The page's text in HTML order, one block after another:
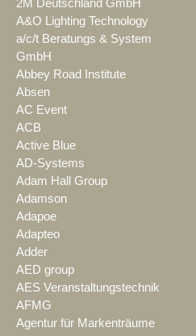
2M Deutschland GmbH
A&O Lighting Technology
a/c/t Beratungs & System
GmbH
Abbey Road Institute
Absen
AC Event
ACB
Active Blue
AD-Systems
Adam Hall Group
Adamson
Adapoe
Adapteo
Adder
AED group
AES Veranstaltungstechnik
AFMG
Agentur für Markenträume